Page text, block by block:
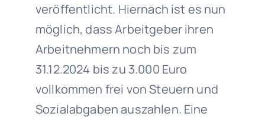
veröffentlicht. Hiernach ist es nun
möglich, dass Arbeitgeber ihren
Arbeitnehmern noch bis zum
31.12.2024 bis zu 3.000 Euro
vollkommen frei von Steuern und
Sozialabgabenauszahlen. Eine